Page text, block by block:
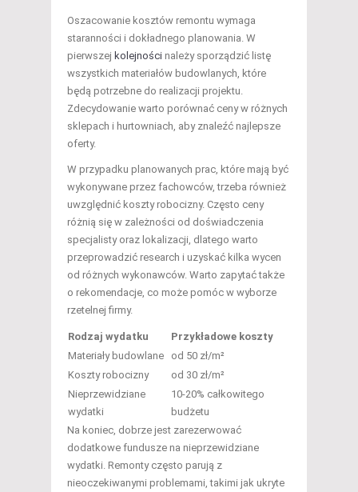
Oszacowanie kosztów remontu wymaga
staranności i dokładnego planowania. W
pierwszej kolejności należy sporządzić listę
wszystkich materiałów budowlanych, które
będą potrzebne do realizacji projektu.
Zdecydowanie warto porównać ceny w różnych
sklepach i hurtowniach, aby znaleźć najlepsze
oferty.
W przypadku planowanych prac, które mają być
wykonywane przez fachowców, trzeba również
uwzględnić koszty robocizny. Często ceny
różnią się w zależności od doświadczenia
specjalisty oraz lokalizacji, dlatego warto
przeprowadzić research i uzyskać kilka wycen
od różnych wykonawców. Warto zapytać także
o rekomendacje, co może pomóc w wyborze
rzetelnej firmy.
Rodzaj wydatku
Przykładowe koszty
Materiały budowlane
od 50 zł/m²
Koszty robocizny
od 30 zł/m²
Nieprzewidziane
wydatki
10-20% całkowitego
budżetu
Na koniec, dobrze jest zarezerwować
dodatkowe fundusze na nieprzewidziane
wydatki. Remonty często parują z
nieoczekiwanymi problemami, takimi jak ukryte